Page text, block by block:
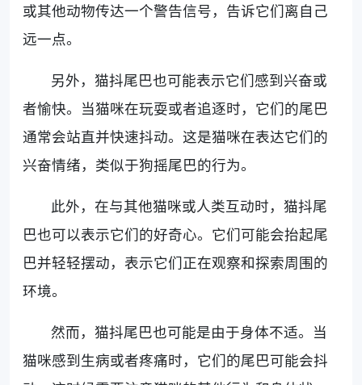
或其他动物传达一个警告信号，告诉它们离自己
远一点。
另外，猫抖尾巴也可能表示它们感到兴奋或
者愉快。当猫咪在玩耍或者追逐时，它们的尾巴
通常会站直并快速抖动。这是猫咪在表达它们的
兴奋情绪，类似于狗摇尾巴的行为。
此外，在与其他猫咪或人类互动时，猫抖尾
巴也可以表示它们的好奇心。它们可能会抬起尾
巴并轻轻摆动，表示它们正在观察和探索周围的
环境。
然而，猫抖尾巴也可能是由于身体不适。当
猫咪感到生病或者疼痛时，它们的尾巴可能会抖